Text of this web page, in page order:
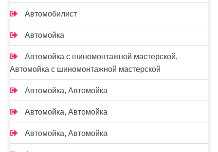
Автомобилист
Автомойка
Автомойка с шиномонтажной мастерской,
Автомойка с шиномонтажной мастерской
Автомойка, Автомойка
Автомойка, Автомойка
Автомойка, Автомойка